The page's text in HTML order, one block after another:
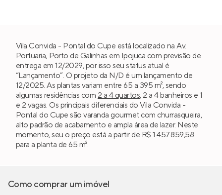
Vila Convida - Pontal do Cupe está localizado na Av.
Portuaria, Porto de Galinhas em Ipojuca com previsão de
entrega em 12/2029, por isso seu status atual é
“Lançamento”. O projeto da N/D é um lançamento de
12/2025. As plantas variam entre 65 a 395 m², sendo
algumas residências com 2 a 4 quartos, 2 a 4 banheiros e 1
e 2 vagas. Os principais diferenciais do Vila Convida -
Pontal do Cupe são varanda gourmet com churrasqueira,
alto padrão de acabamento e ampla área de lazer. Neste
momento, seu o preço está a partir de R$ 1.457.859,58
para a planta de 65 m².
Como comprar um imóvel